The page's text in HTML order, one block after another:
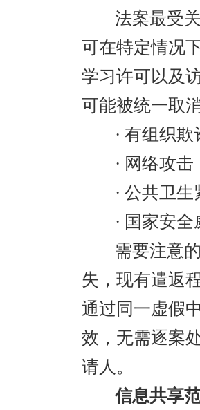
法案最受
可在特定情况
学习许可以及
可能被统一取
· 有组织
· 网络攻击
· 公共卫
· 国家安全
需要注意
失，现有遣返
通过同一虚假
效，无需逐案
请人。
信息共享